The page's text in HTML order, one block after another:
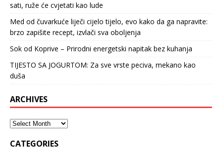
sati, ruže će cvjetati kao lude
Med od čuvarkuće liječi cijelo tijelo, evo kako da ga napravite:
brzo zapišite recept, izvlači sva oboljenja
Sok od Koprive – Prirodni energetski napitak bez kuhanja
TIJESTO SA JOGURTOM: Za sve vrste peciva, mekano kao
duša
ARCHIVES
CATEGORIES